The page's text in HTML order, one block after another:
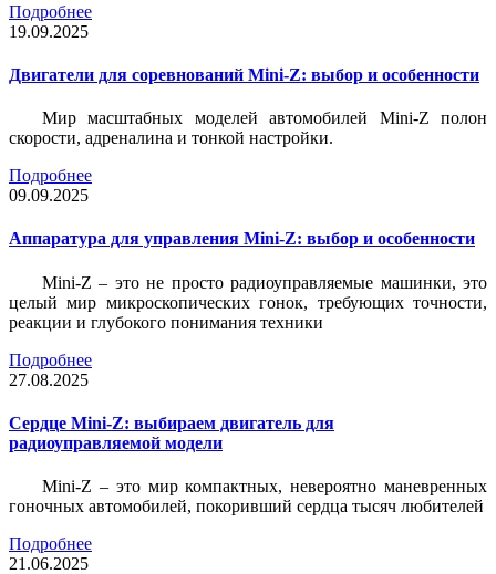
Подробнее
19.09.2025
Двигатели для соревнований Mini-Z: выбор и особенности
Мир масштабных моделей автомобилей Mini-Z полон
скорости, адреналина и тонкой настройки.
Подробнее
09.09.2025
Аппаратура для управления Mini-Z: выбор и особенности
Mini-Z – это не просто радиоуправляемые машинки, это
целый мир микроскопических гонок, требующих точности,
реакции и глубокого понимания техники
Подробнее
27.08.2025
Сердце Mini-Z: выбираем двигатель для
радиоуправляемой модели
Mini-Z – это мир компактных, невероятно маневренных
гоночных автомобилей, покоривший сердца тысяч любителей
Подробнее
21.06.2025